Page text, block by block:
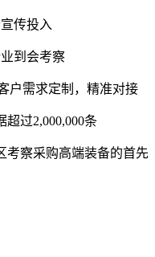
传投入
到会考察
户需求定制，精准对接
过2,000,000条
考察采购高端装备的首先